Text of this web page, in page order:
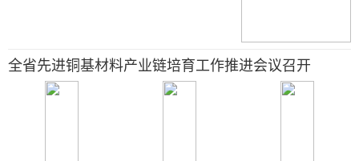
全省先进铜基材料产业链培育工作推进会议召开